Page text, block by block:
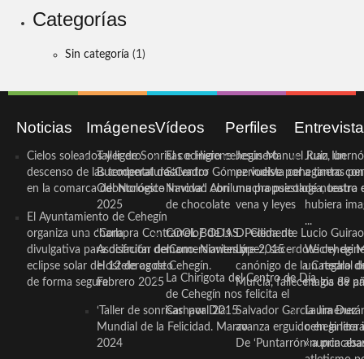
Categorías
Sin categoría (1)
Noticias
Cielos soleados y ligero
descenso de las temperaturas
en la comarca del Noroeste
El Ayuntamiento de Cehegín
organiza una charla
divulgativa para disfrutar del
eclipse solar del 12 de agosto
de forma segura
Imágenes
Taller de Sonrisas e Higiene
Bucodental de ‘Centro
Odontológico Innova’. Abril
2025
‘Compra Contrarreloj’ de la
Asociación de Comerciantes y
Hosteleros de Cehegín.
Febrero 2025
‘Taller de sonrisas’ por Día
Mundial de la Felicidad. Marzo
2024
Vídeos
El cocinero ceheginero
Salvador Gómez vuelve por
Navidad con una propuesta
de chocolate
COOL BODAS. Pedida de
mano. Noviembre 2015
La Chirigota del Centro de Día
de Cehegín nos felicita el
Carnaval 2015
Perfiles
Jesús Manuel Ruiz, un
periodista ceheginero con
mucha psicología, teatro
vena y leyes
D. Clemente Lucio Guirao
López, sacerdote
canónigo de la Catedral
Murcia, fallece a los 89
Salvador García Jiménez
avanza erguido en la
De ‘Puntarrón’ a
Juan
a tantas
de nuestra
hubiera
...
Wichy de
un regalo
magia de
Laura
ceheginera
«nunca